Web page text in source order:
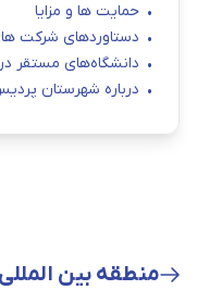
منطقه بین
حمایت ها و مزایا
دستاوردهای شرکت
دانشگاه‌های مستقر
درباره شهرستان